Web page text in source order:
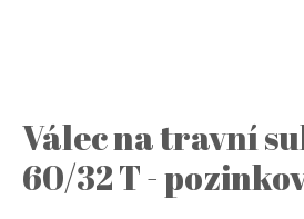
Válec na travní
60/32 T -